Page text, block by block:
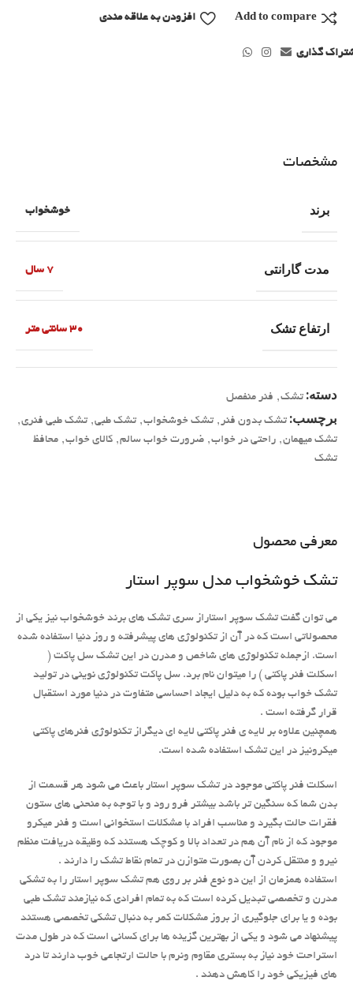
Add to compare افزودن به علاقه مندی
گذاری
معرفی محصول
تشک خوشخواب مدل سوپر استار
می توان گفت تشک سوپر استاراز سری تشک های برند خوشخواب نیز یکی از
محصولاتی است که در آن از تکنولوژی های پیشرفته و روز دنیا استفاده شده
است. ازجمله تکنولوژی های شاخص و مدرن در این تشک سل پاکت (
اسکلت فنر پاکتی ) را میتوان نام برد. سل پاکت تکنولوژی نوینی در تولید
تشک خواب بوده که به دلیل ایجاد احساسی متفاوت در دنیا مورد استقبال
قرار گرفته است .
همچنین علاوه بر لایه ی فنر پاکتی لایه ای دیگراز تکنولوژی فنرهای پاکتی
میکرونیز در این تشک استفاده شده است.
اسکلت فنر پاکتی موجود در تشک سوپر استار باعث می شود هر قسمت از
بدن شما که سنگین تر باشد بیشتر فرو رود و با توجه به منحنی های ستون
فقرات حالت بگیرد و مناسب افراد با مشکلات استخوانی است و فنر میکرو
موجود که از نام آن هم در تعداد بالا و کوچک هستند که وظیقه دریافت منظم
نیرو و منتقل کردن آن بصورت متوازن در تمام نقاط تشک را دارند .
استفاده همزمان از این دو نوع فنر بر روی هم تشک سوپر استار را به تشکی
مدرن و تخصصی تبدیل کرده است که به تمام افرادی که نیازمند تشک طبی
بوده و یا برای جلوگیری از بروز مشکلات کمر به دنبال تشکی تخصصی هستند
پیشنهاد می شود و یکی از بهترین گزینه ها برای کسانی است که در طول مدت
استراحت خود نیاز به بستری مقاوم ونرم با حالت ارتجاعی خوب دارند تا درد
های فیزیکی خود را کاهش دهند .
مشخصات
برند خوشخواب
مدت گارانتی 7 سال
ارتفاع تشک 30 سانتی متر
دسته: تشک, فنر منفصل
برچسب: تشک بدون فنر , تشک خوشخواب, تشک طبی, تشک طبی فنری,
تشک میهمان, راحتی در خواب, ضرورت خواب سالم, کالای خواب, محافظ
تشک